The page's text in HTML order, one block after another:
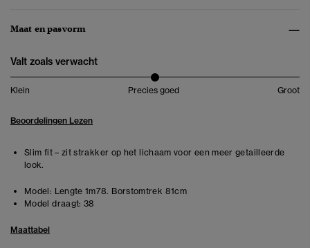
Maat en pasvorm
Valt zoals verwacht
Klein Precies goed Groot
Beoordelingen Lezen
Slim fit – zit strakker op het lichaam voor een meer getailleerde
look.
Model: Lengte 1m78. Borstomtrek 81cm
Model draagt: 38
Maattabel